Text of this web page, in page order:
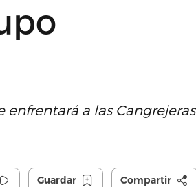
enfrentará a las Cangrejeras
Guardar Compartir